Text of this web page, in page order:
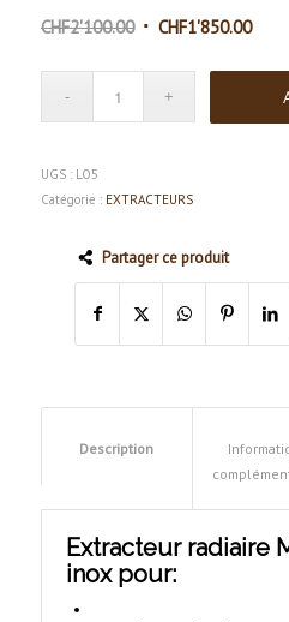
CHF2'100.00 Le CHF1'850.00Le
UGS : LO5
Catégorie : EXTRACTEURS
Partager ce produit
Description
Extracteur radiaire
inox pour: